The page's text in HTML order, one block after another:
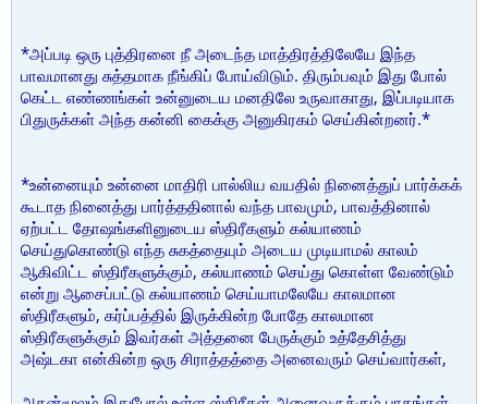
*அப்படி ஒரு புத்திரனை நீ அடைந்த மாத்திரத்திலேயே இந்த
பாவமானது சுத்தமாக நீங்கிப் போய்விடும். திரும்பவும் இது போல்
கெட்ட எண்ணங்கள் உன்னுடைய மனதிலே உருவாகாது, இப்படியாக
பிதுருக்கள் அந்த கன்னி கைக்கு அனுகிரகம் செய்கின்றனர்.*
*உன்னையும் உன்னை மாதிரி பால்லிய வயதில் நினைத்துப் பார்க்கக்
கூடாத நினைத்து பார்த்ததினால் வந்த பாவமும், பாவத்தினால்
ஏற்பட்ட தோஷங்களினுடைய ஸ்திரீகளும் கல்யாணம்
செய்துகொண்டு எந்த சுகத்தையும் அடைய முடியாமல் காலம்
ஆகிவிட்ட ஸ்திரீகளுக்கும், கல்யாணம் செய்து கொள்ள வேண்டும்
என்று ஆசைப்பட்டு கல்யாணம் செய்யாமலேயே காலமான
ஸ்திரீகளும், கர்ப்பத்தில் இருக்கின்ற போதே காலமான
ஸ்திரீகளுக்கும் இவர்கள் அத்தனை பேருக்கும் உத்தேசித்து
அஷ்டகா என்கின்ற ஒரு சிராத்தத்தை அனைவரும் செய்வார்கள்,